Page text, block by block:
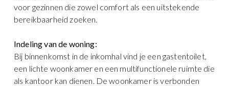
voor gezinnen die zowel comfort als een uitstekende
bereikbaarheid zoeken.
Indeling van de woning:
Bij binnenkomst in de inkomhal vind je een gastentoilet,
een lichte woonkamer en een multifunctionele ruimte die
als kantoor kan dienen. De woonkamer is verbonden